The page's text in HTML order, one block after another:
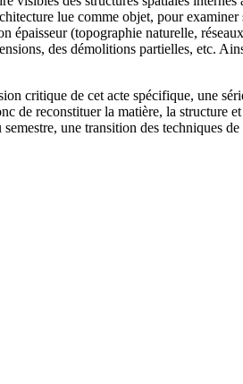
lue comme objet, pour
(topographie naturelle,
des démolitions partielles, etc.
critique de cet acte spécifique, une
reconstituer la matière, la structure
une transition des techniques